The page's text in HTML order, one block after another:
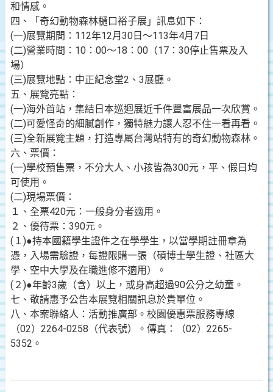
和情感。
四、「奇幻動物森林樋口裕子展」訊息如下：
(一)展覽期間：112年12月30日～113年4月7日
(二)營業時間：10：00～18：00（17：30停止售票及入
場）
(三)展覽地點：中正紀念堂2、3展廳。
五、展覽亮點：
(一)海外首站，集結日本巡迴展近千件豐富展品一次欣賞。
(二)可愛怪奇的細膩創作，獨特魅力讓人忍不住一看再看。
(三)全新展覽主題，打造專屬台灣站特有的奇幻動物森林。
六、票價：
(一)學校預售票，不分大人、小孩皆為300元，平、假日均
可使用。
(二)現場票價：
１、全票420元：一般身分者適用。
２、優待票：390元。
(１)●持本國籍學生證件之在學學生，以當學期註冊章為
憑，入場需驗證，每證限購一張（碩博士學生證、社區大
學、空中大學及在職進修不適用）。
(２)●年齡3歲（含）以上，或身高超過90公分之幼童。
七、敬請惠予公告本展覽相關訊息於貴單位。
八、本案聯絡人：活動推廣部。校園優惠票服務專線
（02）2264-0258（代表號）。傳真：（02）2265-
5352。